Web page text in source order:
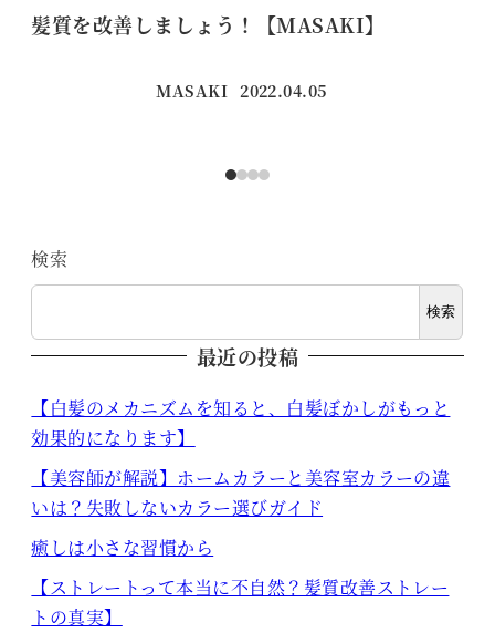
髪質を改善しましょう！【MASAKI】
MASAKI 投稿日
2022.04.05
検索
検索
最近の投稿
【白髪のメカニズムを知ると、白髪ぼかしがもっと
効果的になります】
【美容師が解説】ホームカラーと美容室カラーの違
いは？失敗しないカラー選びガイド
癒しは小さな習慣から
【ストレートって本当に不自然？髪質改善ストレー
トの真実】